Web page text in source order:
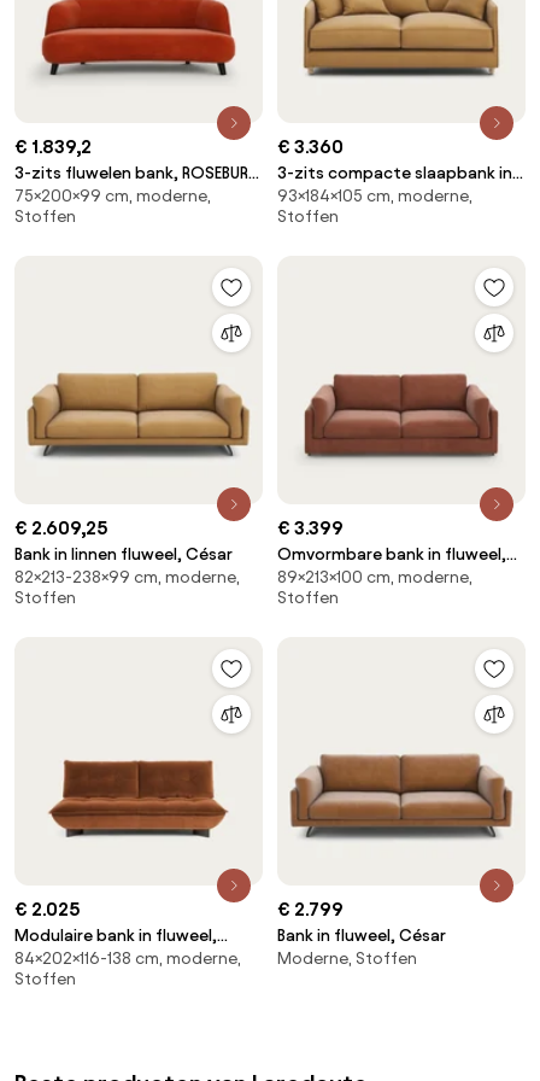
€ 1.839,2
3-zits fluwelen bank, ROSEBURY,
ontwerp door Emmanuel
Gallina
75×200×99 cm, moderne,
Stoffen
€ 3.360
3-zits compacte slaapbank in
linnen fluweel, LAZARE
93×184×105 cm, moderne,
Stoffen
€ 2.609,25
Bank in linnen fluweel, César
82×213-238×99 cm, moderne,
Stoffen
€ 3.399
Omvormbare bank in fluweel,
César
89×213×100 cm, moderne,
Stoffen
€ 2.025
Modulaire bank in fluweel,
KAORI
84×202×116-138 cm, moderne,
Stoffen
€ 2.799
Bank in fluweel, César
Moderne, Stoffen